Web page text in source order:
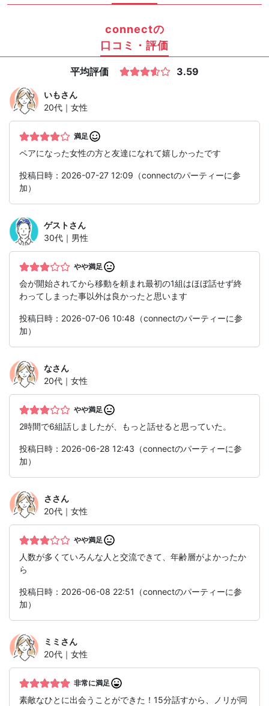
connectの
口コミ・評価
平均評価 3.59
いもさん
20代｜女性
満足
ペアになった女性の方と友達になれて嬉しかったです
投稿日時：2026-07-27 12:09（connectのパーティーに参
加）
ゲストさん
30代｜男性
やや満足
会が開始されてから移動を頼まれ最初の1組はほぼ話せず終
わってしまった事以外は良かったと思います
投稿日時：2026-07-06 10:48（connectのパーティーに参
加）
なさん
20代｜女性
やや満足
2時間で6組話しましたが、もっと話せると思っていた。
投稿日時：2026-06-28 12:43（connectのパーティーに参
加）
ささん
20代｜女性
やや満足
人数が多くていろんな人と交流できて、年齢層がよかったか
ら
投稿日時：2026-06-08 22:51（connectのパーティーに参
加）
ミミ さん
20代｜女性
非常に満足
素敵なひとに出会うことができた！15分話すから、ノリが同